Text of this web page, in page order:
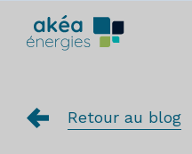
Retour au blog